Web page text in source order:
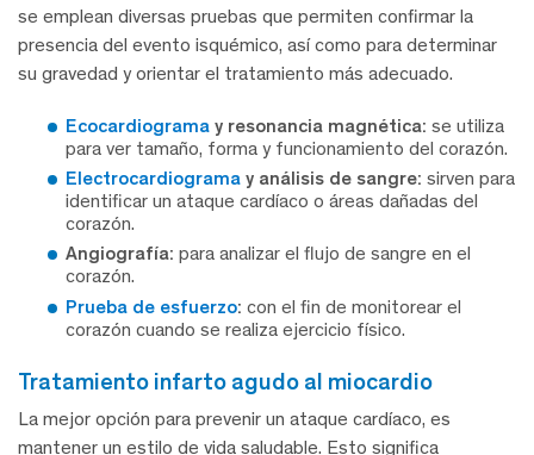
se emplean diversas pruebas que permiten confirmar la
presencia del evento isquémico, así como para determinar
su gravedad y orientar el tratamiento más adecuado.
Ecocardiograma y resonancia magnética: se utiliza
para ver tamaño, forma y funcionamiento del corazón.
Electrocardiograma y análisis de sangre: sirven para
identificar un ataque cardíaco o áreas dañadas del
corazón.
Angiografía: para analizar el flujo de sangre en el
corazón.
Prueba de esfuerzo: con el fin de monitorear el
corazón cuando se realiza ejercicio físico.
tratamiento infarto agudo al miocardio
La mejor opción para prevenir un ataque cardíaco, es
mantener un estilo de vida saludable. Esto significa